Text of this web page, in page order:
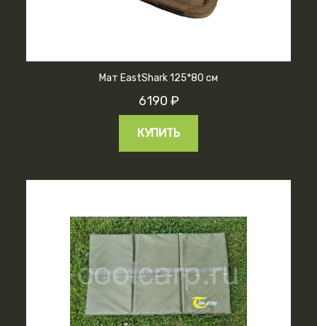
Мат EastShark 125*80 см
6190 ₽
КУПИТЬ